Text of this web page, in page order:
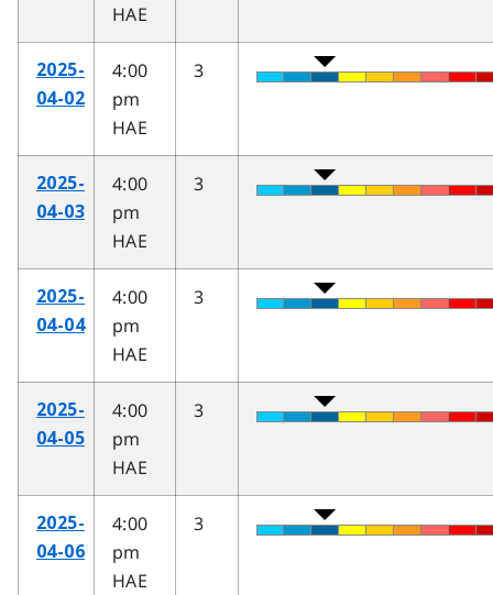
HAE
2025-
04-02
4:00
pm
HAE
3
2025-
04-03
4:00
pm
HAE
3
2025-
04-04
4:00
pm
HAE
3
2025-
04-05
4:00
pm
HAE
3
2025-
04-06
4:00
pm
HAE
3